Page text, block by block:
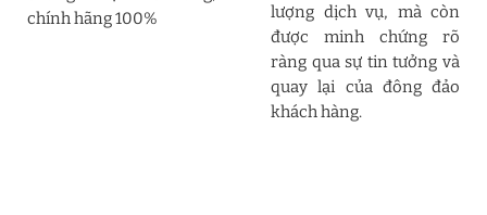
chính hãng 100%
lượng dịch vụ, mà còn
được minh chứng rõ
ràng qua sự tin tưởng và
quay lại của đông đảo
khách hàng.